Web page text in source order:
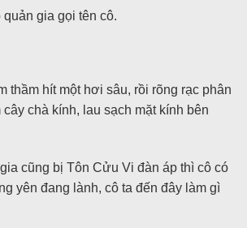
quản gia gọi tên cô.
thầm hít một hơi sâu, rồi rõng rạc phân
cây chà kính, lau sạch mặt kính bên
cũng bị Tôn Cửu Vi đàn áp thì cô có
yên đang lành, cô ta đến đây làm gì